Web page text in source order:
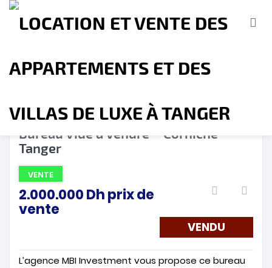
Accueil
Terrains Location de Vacances
❮ ❯
Bureau Vide à Vendre – Corniche –
Tanger
VENTE
2.000.000Dhprix de
vente
VENDU
L’agence MBI Investment vous propose ce bureau